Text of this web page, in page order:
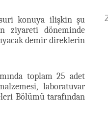
konuya ilişkin şu
ziyareti döneminde
demir direklerin
toplam 25 adet
laboratuvar
Bölümü tarafından